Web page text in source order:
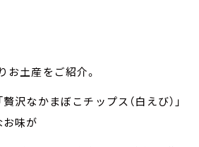
お土産をご紹介。
沢なかまぼこチップス（白えび）」
お味が